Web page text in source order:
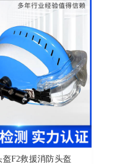
F2救援消防头盔